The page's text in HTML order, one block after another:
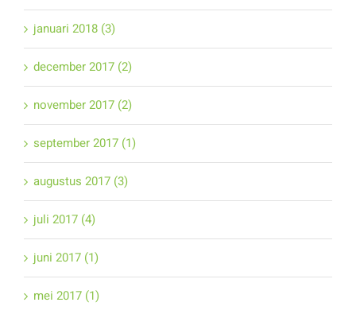
januari 2018 (3)
december 2017 (2)
november 2017 (2)
september 2017 (1)
augustus 2017 (3)
juli 2017 (4)
juni 2017 (1)
mei 2017 (1)